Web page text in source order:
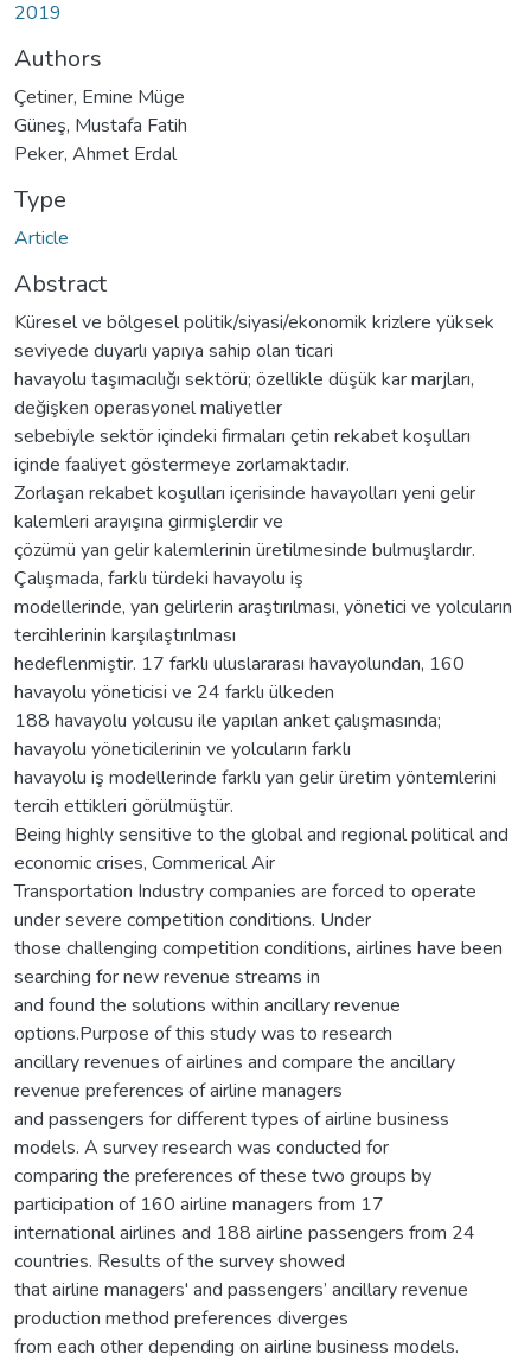
:
2019
Authors
Çetiner, Emine Müge
Güneş, Mustafa Fatih
Peker, Ahmet Erdal
Type
Article
Abstract
Küresel ve bölgesel politik/siyasi/ekonomik krizlere yüksek
seviyede duyarlı yapıya sahip olan ticari
havayolu taşımacılığı sektörü; özellikle düşük kar marjları,
değişken operasyonel maliyetler
sebebiyle sektör içindeki firmaları çetin rekabet koşulları
içinde faaliyet göstermeye zorlamaktadır.
Zorlaşan rekabet koşulları içerisinde havayolları yeni gelir
kalemleri arayışına girmişlerdir ve
çözümü yan gelir kalemlerinin üretilmesinde bulmuşlardır.
Çalışmada, farklı türdeki havayolu iş
modellerinde, yan gelirlerin araştırılması, yönetici ve yolcuların
tercihlerinin karşılaştırılması
hedeflenmiştir. 17 farklı uluslararası havayolundan, 160
havayolu yöneticisi ve 24 farklı ülkeden
188 havayolu yolcusu ile yapılan anket çalışmasında;
havayolu yöneticilerinin ve yolcuların farklı
havayolu iş modellerinde farklı yan gelir üretim yöntemlerini
tercih ettikleri görülmüştür.
Being highly sensitive to the global and regional political and
economic crises, Commerical Air
Transportation Industry companies are forced to operate
under severe competition conditions. Under
those challenging competition conditions, airlines have been
searching for new revenue streams in
and found the solutions within ancillary revenue
options.Purpose of this study was to research
ancillary revenues of airlines and compare the ancillary
revenue preferences of airline managers
and passengers for different types of airline business
models. A survey research was conducted for
comparing the preferences of these two groups by
participation of 160 airline managers from 17
international airlines and 188 airline passengers from 24
countries. Results of the survey showed
that airline managers' and passengers’ ancillary revenue
production method preferences diverges
from each other depending on airline business models.